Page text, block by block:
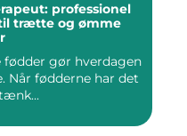
professionel
trætte og ømme
fødder gør hverdagen
Når fødderne har det